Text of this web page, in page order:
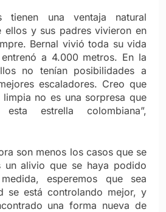
tienen una ventaja natural
ellos y sus padres vivieron en
Bernal vivió toda su vida
a 4.000 metros. En la
no tenían posibilidades a
escaladores. Creo que
no es una sorpresa que
estrella colombiana”,
son menos los casos que se
un alivio que se haya podido
esperemos que sea
se está controlando mejor, y
una forma nueva de